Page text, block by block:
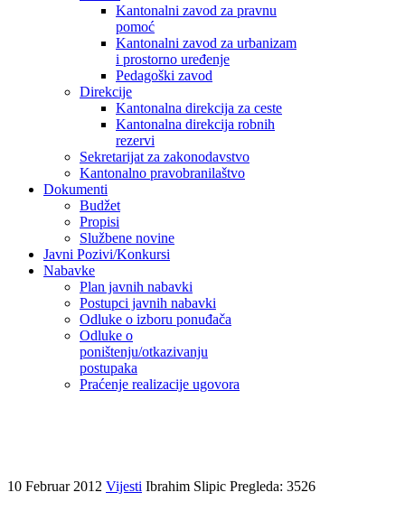
Kantonalni zavod za pravnu
pomoć
Kantonalni zavod za urbanizam
i prostorno uređenje
Pedagoški zavod
Direkcije
Kantonalna direkcija za ceste
Kantonalna direkcija robnih
rezervi
Sekretarijat za zakonodavstvo
Kantonalno pravobranilaštvo
Dokumenti
Budžet
Propisi
Službene novine
Javni Pozivi/Konkursi
Nabavke
Plan javnih nabavki
Postupci javnih nabavki
Odluke o izboru ponuđača
Odluke o
poništenju/otkazivanju
postupaka
Praćenje realizacije ugovora
10 Februar 2012 Vijesti Ibrahim Slipic Pregleda: 3526